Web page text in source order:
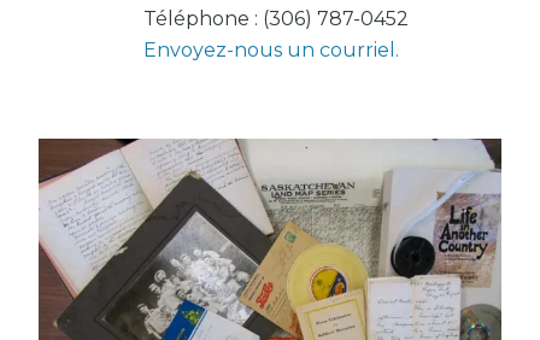
Téléphone : (306) 787-0452
Envoyez-nous un courriel .